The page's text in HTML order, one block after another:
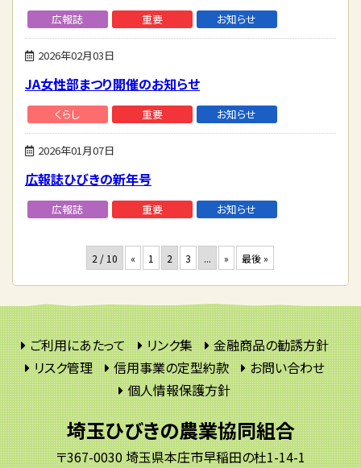
広報誌 重要 お知らせ
2026年02月03日
JA女性部まつり開催のお知らせ
くらし 重要 お知らせ
2026年01月07日
広報誌ひびきの新年号
広報誌 重要 お知らせ
2 / 10 « 1 2 3 ... » 最後 »
ご利用にあたって リンク集
金融商品の勧誘方針
リスク管理
信用事業の定型約款
お問い合わせ
個人情報保護方針
埼玉ひびきの農業協同組合
〒367-0030 埼玉県本庄市早稲田の杜1-14-1